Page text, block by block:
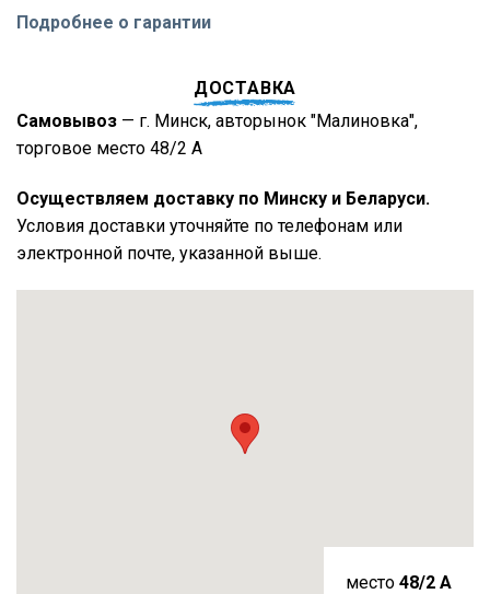
Подробнее о гарантии
ДОСТАВКА
Самовывоз — г. Минск, авторынок "Малиновка",
торговое место 48/2 А
Осуществляем доставку по Минску и Беларуси.
Условия доставки уточняйте по телефонам или
электронной почте, указанной выше.
место 48/2 A